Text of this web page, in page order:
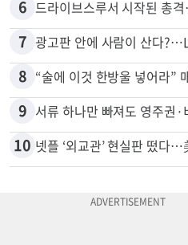
5
6 드라이브스루서 시작된 총
7 광고판 안에 사람이 산다
8
9